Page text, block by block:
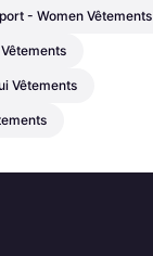
- Women Vêtements
Vêtements